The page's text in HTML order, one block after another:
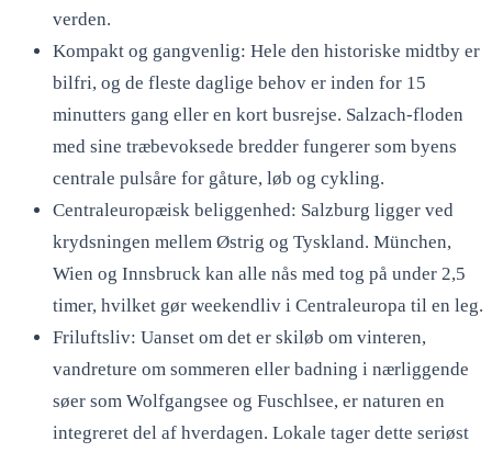
verden.
Kompakt og gangvenlig: Hele den historiske midtby er
bilfri, og de fleste daglige behov er inden for 15
minutters gang eller en kort busrejse. Salzach-floden
med sine træbevoksede bredder fungerer som byens
centrale pulsåre for gåture, løb og cykling.
Centraleuropæisk beliggenhed: Salzburg ligger ved
krydsningen mellem Østrig og Tyskland. München,
Wien og Innsbruck kan alle nås med tog på under 2,5
timer, hvilket gør weekendliv i Centraleuropa til en leg.
Friluftsliv: Uanset om det er skiløb om vinteren,
vandreture om sommeren eller badning i nærliggende
søer som Wolfgangsee og Fuschlsee, er naturen en
integreret del af hverdagen. Lokale tager dette seriøst